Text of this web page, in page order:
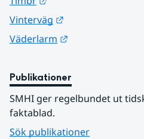
Vinterväg
Väderlarm
Publikationer
SMHI ger regelbundet ut
faktablad.
Sök publikationer